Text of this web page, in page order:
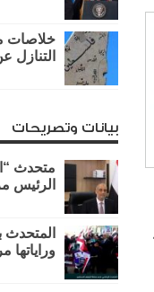
خلاصات
بيانات وتصريحات
متحدث
الرئيس
المتحدث
وراياتها